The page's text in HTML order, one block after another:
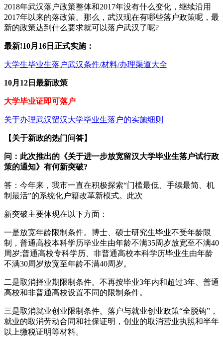
2018年武汉落户政策整体和2017年没有什么变化，继续沿用
2017年以来的落政策。那么，武汉现在有哪些落户政策呢，最
新的政策达到什么要求就可以落户武汉了呢?
最新!10月16日正式实施：
大学生毕业生落户武汉条件/材料/办理渠道大全
10月12日最新政策
大学毕业证即可落户
关于办理武汉留汉大学毕业生落户的实施细则
【关于新政的热门问答】
问：此次推出的《关于进一步放宽留汉大学毕业生落户试行政
策的通知》有何新突破?
答：今年来，我市一直在积极探索“门槛最低、手续最简、机
制最活”的系统化户籍改革新模式。此次
新突破主要体现在以下方面：
一是放宽年龄限制条件。博士、硕士研究生毕业不受年龄限
制，普通高校本科学历毕业生由年龄不满35周岁放宽至不满40
周岁;普通高校专科学历、非普通高校本科学历毕业生由年龄
不满30周岁放宽至年龄不满40周岁。
二是取消择业期限制条件。不再按毕业3年内和超过3年、普通
高校和非普通高校设置不同的限制条件。
三是取消就业创业限制条件。落户与就业创业政策“全脱钩”，
就业的取消劳动合同和社保证明，创业的取消营业执照和半年
以上缴税证明等材料。